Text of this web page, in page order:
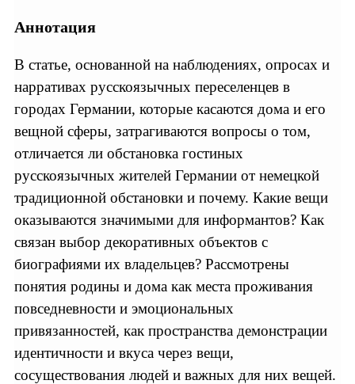
Аннотация
В статье, основанной на наблюдениях, опросах и
нарративах русскоязычных переселенцев в
городах Германии, которые касаются дома и его
вещной сферы, затрагиваются вопросы о том,
отличается ли обстановка гостиных
русскоязычных жителей Германии от немецкой
традиционной обстановки и почему. Какие вещи
оказываются значимыми для информантов? Как
связан выбор декоративных объектов с
биографиями их владельцев? Рассмотрены
понятия родины и дома как места проживания
повседневности и эмоциональных
привязанностей, как пространства демонстрации
идентичности и вкуса через вещи,
сосуществования людей и важных для них вещей.